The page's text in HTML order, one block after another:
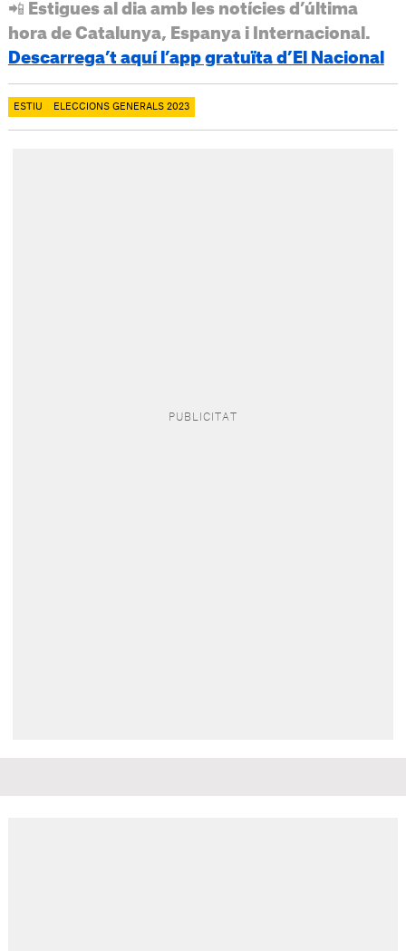
📲 Estigues al dia amb les notícies d’última
hora de Catalunya, Espanya i Internacional.
Descarrega’t aquí l’app gratuïta d’El Nacional
ESTIU ELECCIONS GENERALS 2023